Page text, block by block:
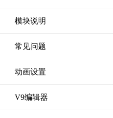
模块说明
常见问题
动画设置
V9编辑器